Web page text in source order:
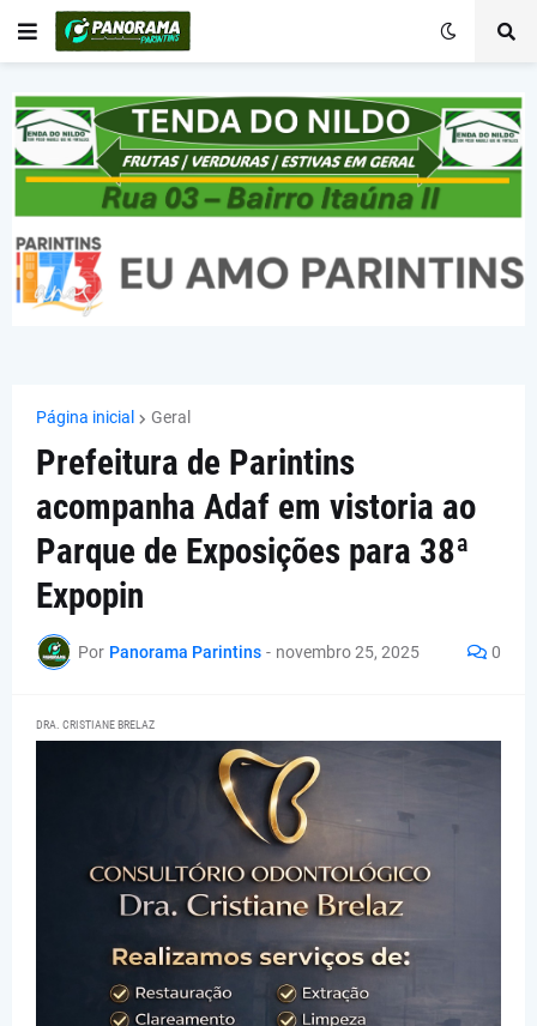
Página inicial Geral
Prefeitura de Parintins
acompanha Adaf em vistoria ao
Parque de Exposições para 38ª
Expopin
Por Panorama Parintins - novembro 25, 2025 0
DRA. CRISTIANE BRELAZ